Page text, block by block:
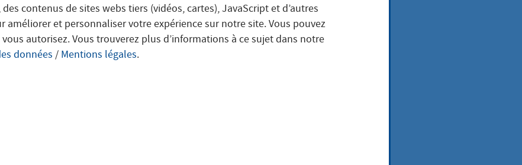
Lebensräume schaffen
Informationen zum Integrierten Handlungskonzept und dem
Stadt Hofheim.
contenus de sites webs tiers (vidéos, cartes), JavaScript et d’autres
améliorer et personnaliser votre expérience sur notre site. Vous pouvez
autorisez. Vous trouverez plus d’informations à ce sujet dans notre
données / Mentions légales.